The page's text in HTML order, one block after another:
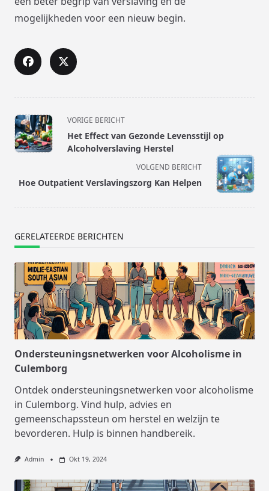
mogelijkheden voor een nieuw begin.
<span
class="nav-
subtitle
text">Pagina</span>
VORIGE BERICHT
Het Effect van Gezonde Levensstijl op
Alcoholverslaving Herstel
VOLGEND BERICHT
Hoe Outpatient Verslavingszorg Kan Helpen
GERELATEERDE BERICHTEN
Ondersteuningsnetwerken voor Alcoholisme in
Culemborg
Ontdek ondersteuningsnetwerken voor alcoholisme
in Culemborg. Vind hulp, advies en
gemeenschapssteun om herstel en welzijn te
bevorderen. Hulp is binnen handbereik.
Admin Okt 19, 2024